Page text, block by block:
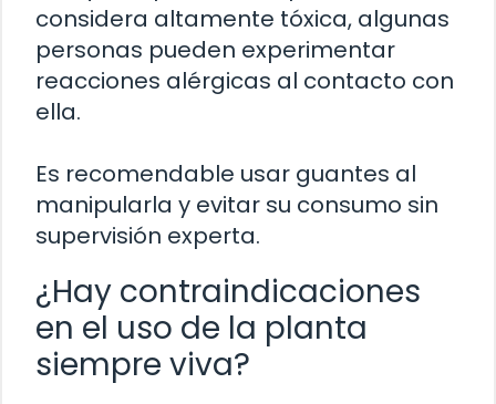
considera altamente tóxica, algunas
personas pueden experimentar
reacciones alérgicas al contacto con
ella.
Es recomendable usar guantes al
manipularla y evitar su consumo sin
supervisión experta.
¿Hay contraindicaciones
en el uso de la planta
siempre viva?